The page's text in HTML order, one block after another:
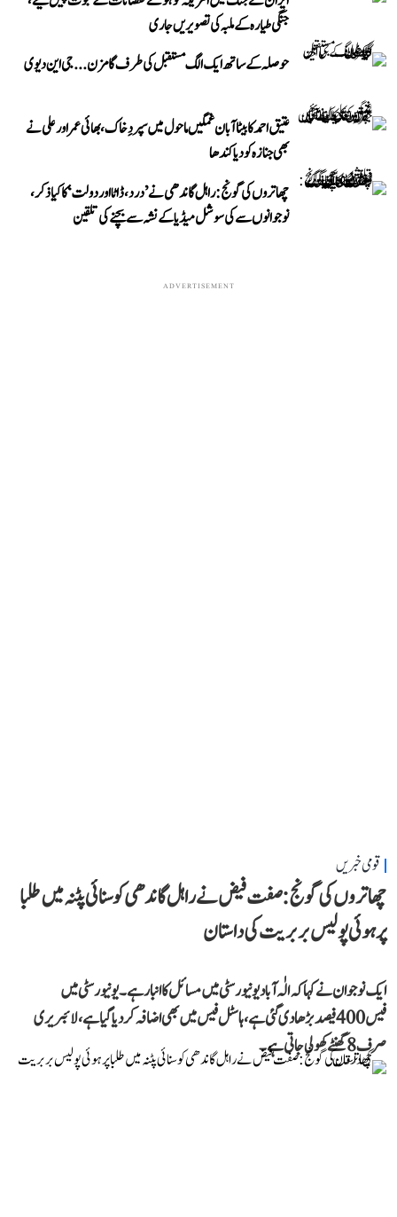
جنگی طیارہ کے ملبہ کی تصویریں جاری
حوصلہ کے ساتھ ایک الگ مستقبل کی طرف گامزن... جی این دیوی
عتیق احمد کا بیٹا آبان غمگین ماحول میں سپردِ خاک، بھائی عمر اور علی نے
بھی جنازہ کو دیا کندھا
چھاتروں کی گونج: راہل گاندھی نے ’درد، ڈاٹا اور دولت‘ کا کیا ذکر،
نوجوانوں سے کی سوشل میڈیا کے نشہ سے بچنے کی تلقین
ADVERTISEMENT
قومی خبریں
چھاتروں کی گونج: صفت فیض نے راہل گاندھی کو سنائی پٹنہ میں طلبا
پر ہوئی پولیس بربریت کی داستان
ایک نوجوان نے کہا کہ الٰہ آباد یونیورسٹی میں مسائل کا انبار ہے۔ یونیورسٹی میں
فیس 400 فیصد بڑھا دی گئی ہے، ہاسٹل فیس میں بھی اضافہ کر دیا گیا ہے، لائبریری
صرف 8 گھنٹے کھولی جاتی ہے۔